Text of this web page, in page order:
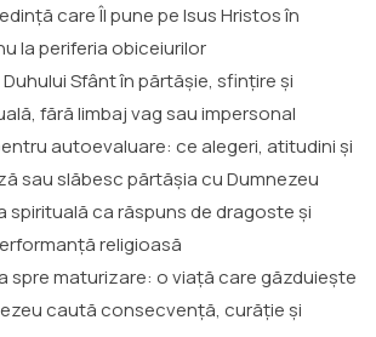
care Îl pune pe Isus Hristos în
la periferia obiceiurilor
Sfânt în părtășie, sfințire și
fără limbaj vag sau impersonal
autoevaluare: ce alegeri, atitudini și
sau slăbesc părtășia cu Dumnezeu
spirituală ca răspuns de dragoste și
religioasă
spre maturizare: o viață care găzduiește
caută consecvență, curăție și